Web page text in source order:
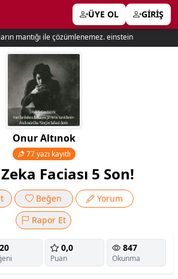
ÜYE OL GİRİŞ
mantığı ile çözümlenemez. einstein
Onur Altınok
77 yazı kayıtlı
Faciası 5 Son!
Beğen
Yorum
Rapor Et
20 0,0
Puan
847
Okunma